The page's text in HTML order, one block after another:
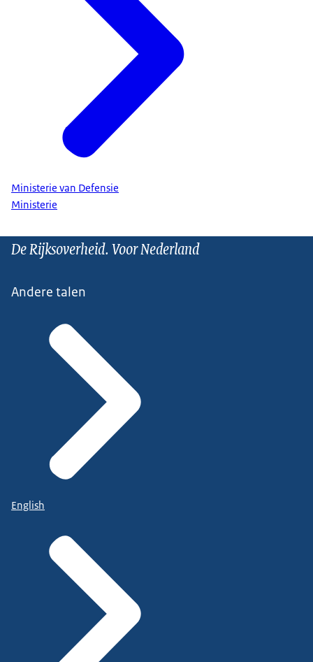
Ministerie van Defensie
Ministerie
De Rijksoverheid. Voor Nederland
Andere talen
English